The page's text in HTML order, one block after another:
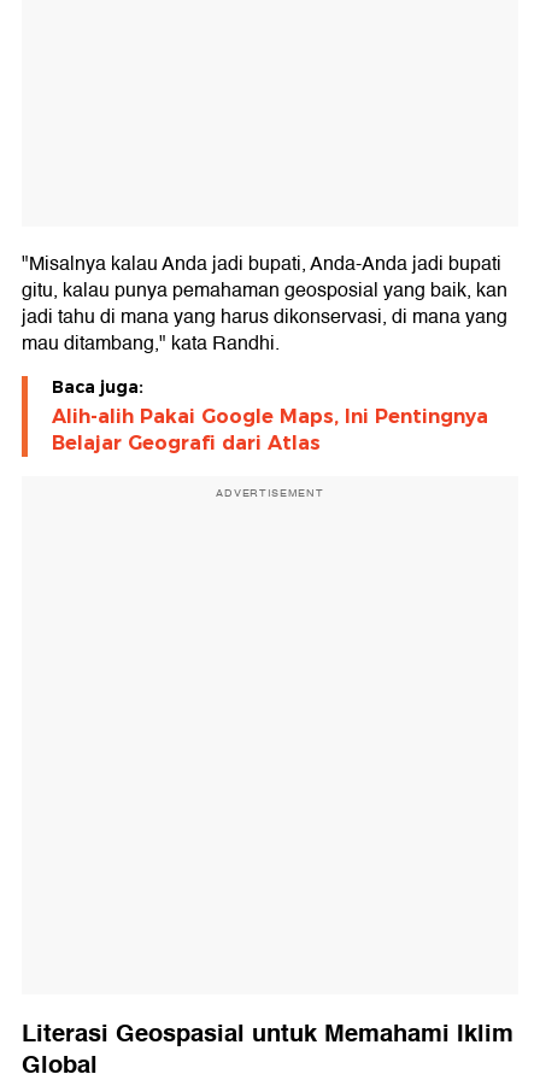
"Misalnya kalau Anda jadi bupati, Anda-Anda jadi bupati
gitu, kalau punya pemahaman geosposial yang baik, kan
jadi tahu di mana yang harus dikonservasi, di mana yang
mau ditambang," kata Randhi.
Baca juga:
Alih-alih Pakai Google Maps, Ini Pentingnya
Belajar Geografi dari Atlas
ADVERTISEMENT
Literasi Geospasial untuk Memahami Iklim
Global